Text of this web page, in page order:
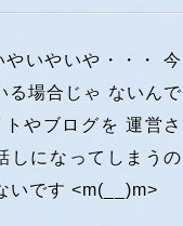
いやいや・・・ 今
る場合じゃ ないんで
やブログを 運営さ
しになってしまうの
いです <m(__)m>